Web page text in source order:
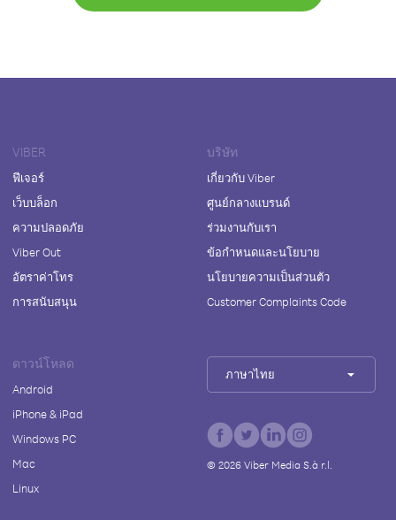
VIBER
ฟีเจอร์
เว็บบล็อก
ความปลอดภัย
Viber Out
อัตราค่าโทร
การสนับสนุน
บริษัท
เกี่ยวกับ Viber
ศูนย์กลางแบรนด์
ร่วมงานกับเรา
ข้อกำหนดและนโยบาย
นโยบายความเป็นส่วนตัว
Customer Complaints Code
ดาวน์โหลด
Android
iPhone & iPad
Windows PC
Mac
Linux
ภาษาไทย
© 2026Viber Media S.à r.l.